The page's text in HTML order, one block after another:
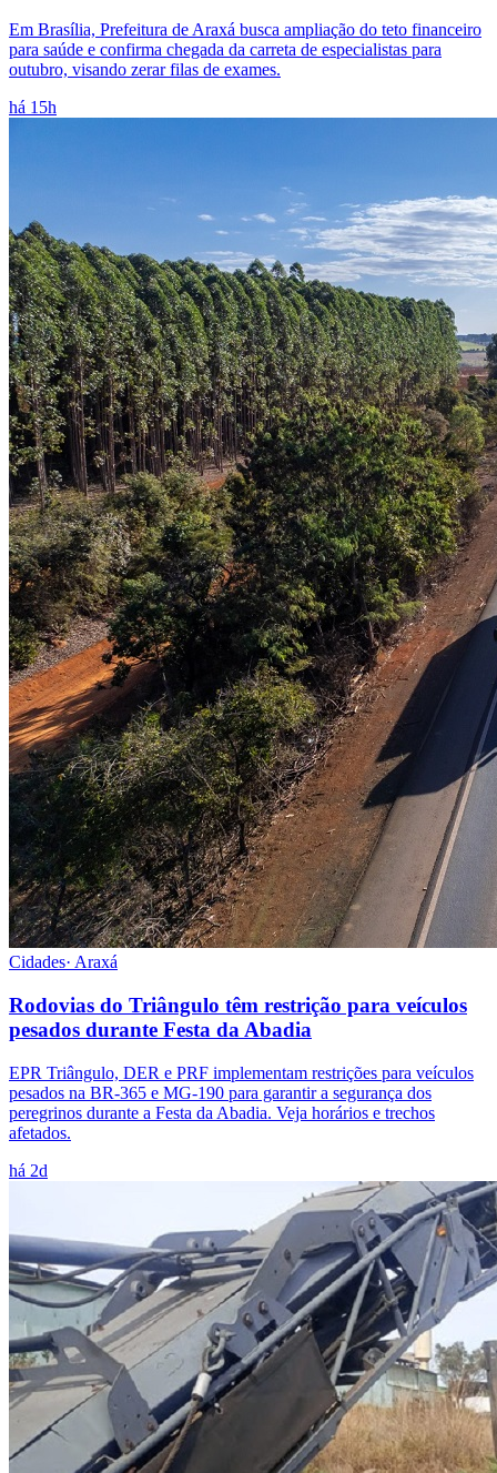
Em Brasília, Prefeitura de Araxá busca ampliação do teto financeiro
para saúde e confirma chegada da carreta de especialistas para
outubro, visando zerar filas de exames.
há 15h
Cidades· Araxá
Rodovias do Triângulo têm restrição para veículos
pesados durante Festa da Abadia
EPR Triângulo, DER e PRF implementam restrições para veículos
pesados na BR-365 e MG-190 para garantir a segurança dos
peregrinos durante a Festa da Abadia. Veja horários e trechos
afetados.
há 2d